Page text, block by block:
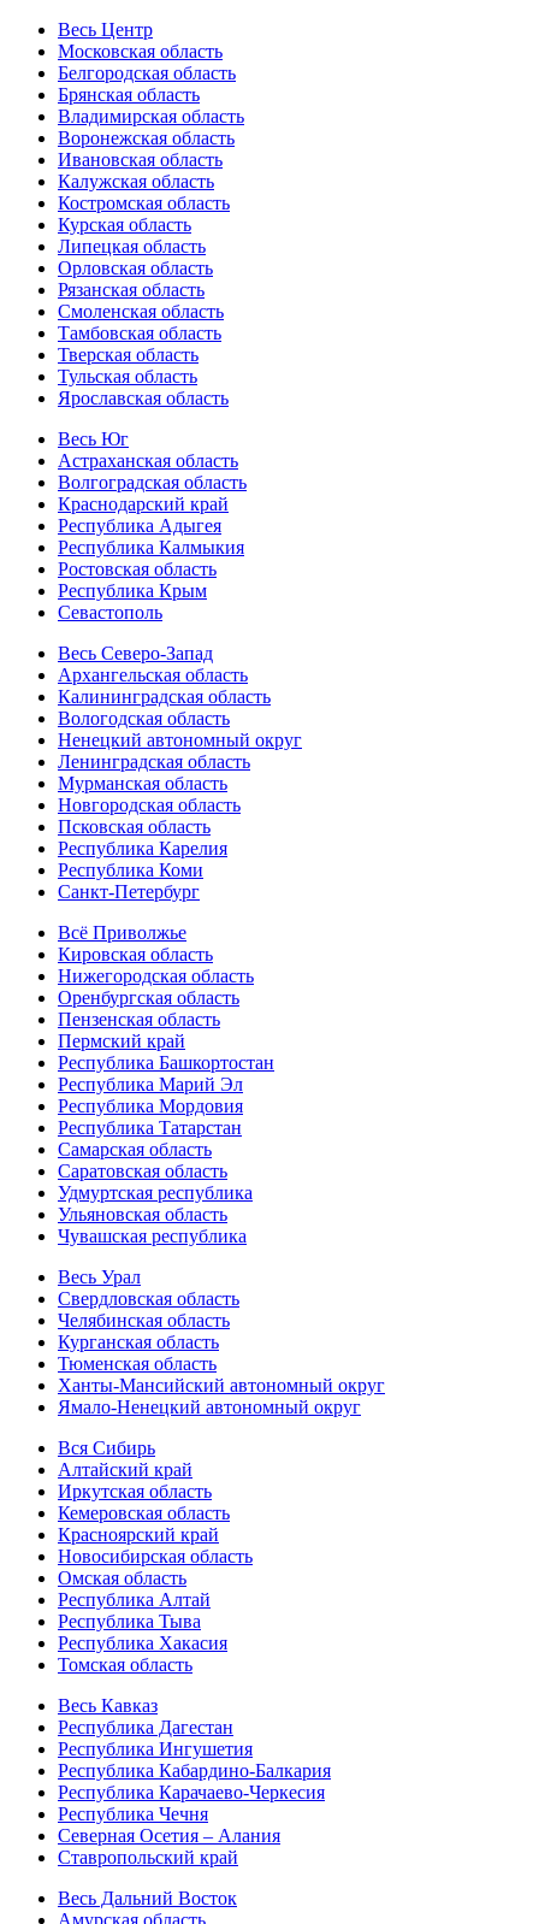
Весь Центр
Московская область
Белгородская область
Брянская область
Владимирская область
Воронежская область
Ивановская область
Калужская область
Костромская область
Курская область
Липецкая область
Орловская область
Рязанская область
Смоленская область
Тамбовская область
Тверская область
Тульская область
Ярославская область
Весь Юг
Астраханская область
Волгоградская область
Краснодарский край
Республика Адыгея
Республика Калмыкия
Ростовская область
Республика Крым
Севастополь
Весь Северо-Запад
Архангельская область
Калининградская область
Вологодская область
Ненецкий автономный округ
Ленинградская область
Мурманская область
Новгородская область
Псковская область
Республика Карелия
Республика Коми
Санкт-Петербург
Всё Приволжье
Кировская область
Нижегородская область
Оренбургская область
Пензенская область
Пермский край
Республика Башкортостан
Республика Марий Эл
Республика Мордовия
Республика Татарстан
Самарская область
Саратовская область
Удмуртская республика
Ульяновская область
Чувашская республика
Весь Урал
Свердловская область
Челябинская область
Курганская область
Тюменская область
Ханты-Мансийский автономный округ
Ямало-Ненецкий автономный округ
Вся Сибирь
Алтайский край
Иркутская область
Кемеровская область
Красноярский край
Новосибирская область
Омская область
Республика Алтай
Республика Тыва
Республика Хакасия
Томская область
Весь Кавказ
Республика Дагестан
Республика Ингушетия
Республика Кабардино-Балкария
Республика Карачаево-Черкесия
Республика Чечня
Северная Осетия – Алания
Ставропольский край
Весь Дальний Восток
Амурская область